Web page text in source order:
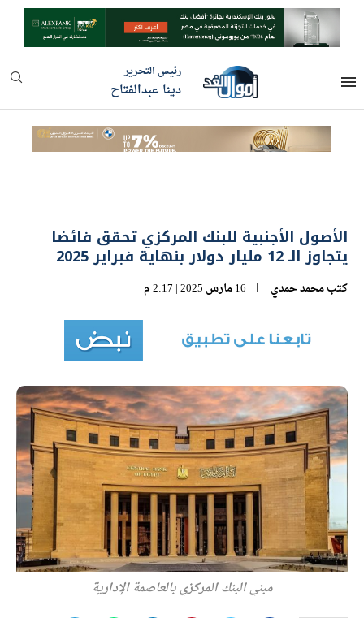
رئيس التحرير
دينا عبدالفتاح
الأصول الأجنبية للبنك المركزي تحقق فائضا
يتجاوز الـ 12 مليار دولار بنهاية فبراير 2025
كتبمحمد حمدي 16 مارس 2025 | 2:17 م
مبني البنك المركزي بالعاصمة الإدارية